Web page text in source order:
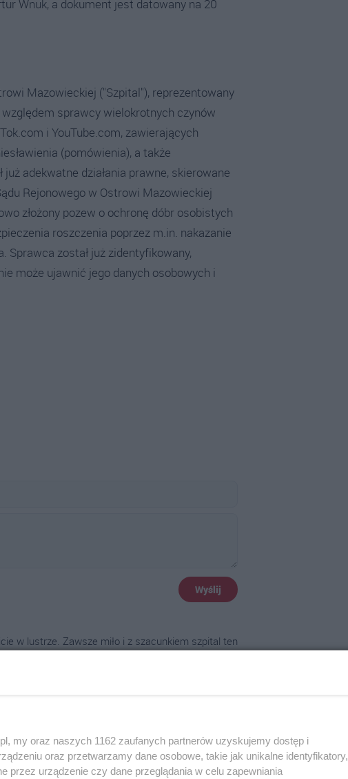
Wnuk, a dokument jest datowany na 20
Mazowieckiej ("Szpital"), reprezentowany
sprawcy wielokrotnych czynów
i YouTube.com, zawierających
(pomówienia), a także
adekwatne działania prawne, skierowane
Rejonowego w Ostrowi Mazowieckiej
złożony pozew o ochronę dóbr osobistych
roszczenia poprzez m.in. nakazanie
został już zidentyfikowany,
może ujawnić jego danych osobowych i
Wyślij
w lustrze. Zawsze miło i z szacunkiem szpital ten
i nic nie kosztuje.
my oraz naszych 1162 zaufanych partnerów uzyskujemy dostęp i
oraz przetwarzamy dane osobowe, takie jak unikalne identyfikatory,
przez urządzenie czy dane przeglądania w celu zapewniania